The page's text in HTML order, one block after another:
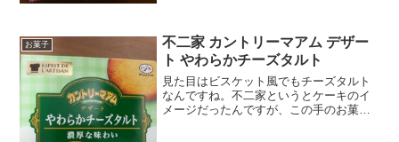
お菓子
不二家 カントリーマアム デザー
ト やわらかチーズタルト
見た目はビスケット風でもチーズタルト
なんですね。不二家というとケーキのイ
メージだったんですが、この手のお菓子